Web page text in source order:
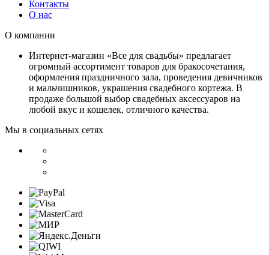
Контакты
О нас
О компании
Интернет-магазин «Все для свадьбы» предлагает
огромный ассортимент товаров для бракосочетания,
оформления праздничного зала, проведения девичников
и мальчишников, украшения свадебного кортежа. В
продаже большой выбор свадебных аксессуаров на
любой вкус и кошелек, отличного качества.
Мы в социальных сетях